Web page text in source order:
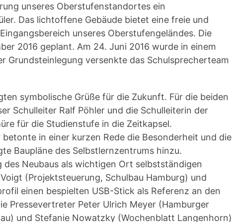
unseres Oberstufenstandortes ein
Das lichtoffene Gebäude bietet eine freie und
unseres Oberstufengeländes. Die
2016 geplant. Am 24. Juni 2016 wurde in einem
Grundsteinlegung versenkte das Schulsprecherteam
symbolische Grüße für die Zukunft. Für die beiden
Schulleiter Ralf Pöhler und die Schulleiterin der
für die Studienstufe in die Zeitkapsel.
betonte in einer kurzen Rede die Besonderheit und die
Baupläne des Selbstlernzentrums hinzu.
Neubaus als wichtigen Ort selbstständigen
(Projektsteuerung, Schulbau Hamburg) und
einen bespielten USB-Stick als Referenz an den
Pressevertreter Peter Ulrich Meyer (Hamburger
und Stefanie Nowatzky (Wochenblatt Langenhorn)